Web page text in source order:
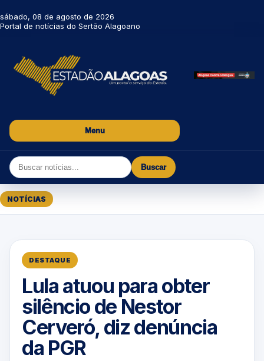
sábado, 08 de agosto de 2026
Portal de notícias do Sertão Alagoano
Menu
Buscar
NOTÍCIAS
DESTAQUE
Lula atuou para obter
silêncio de Nestor
Cerveró, diz denúncia
da PGR